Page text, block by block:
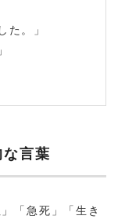
た。」
な言葉
「急死」「生き